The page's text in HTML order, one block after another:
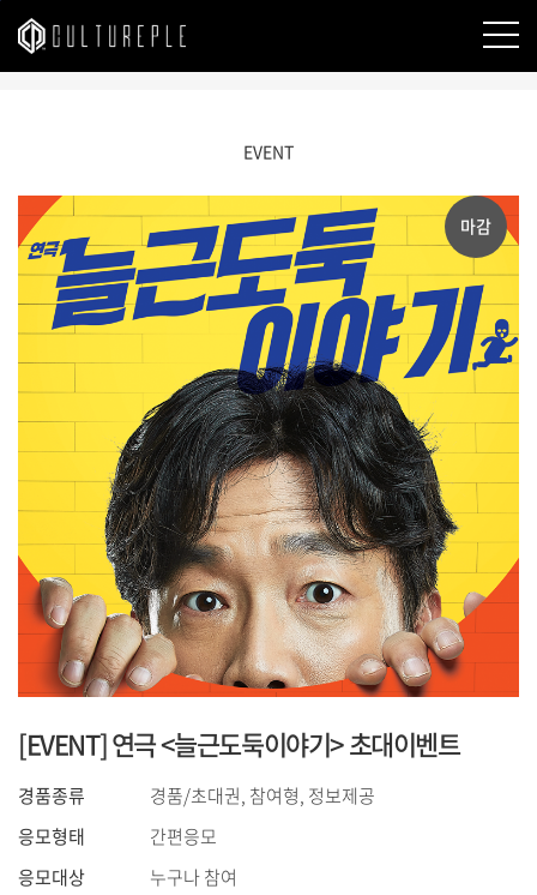
본문바로가기
EVENT
마감
[EVENT] 연극 <늘근도둑이야기> 초대이벤트
경품종류
경품/초대권, 참여형, 정보제공
응모형태
간편응모
응모대상
누구나 참여